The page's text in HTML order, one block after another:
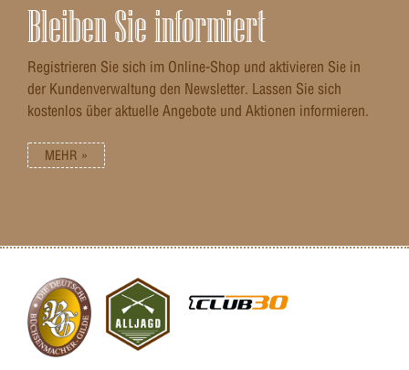
Bleiben Sie informiert
Registrieren Sie sich im Online-Shop und aktivieren Sie in
der Kundenverwaltung den Newsletter. Lassen Sie sich
kostenlos über aktuelle Angebote und Aktionen informieren.
MEHR »